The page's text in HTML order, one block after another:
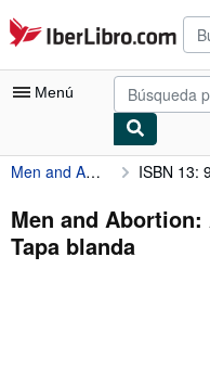
Pasar al contenido principal
IberLibro.com
Menú
Mi cuenta
Consultar mis pedidos
Búsqueda avanzada
Men and Abortion: A Path to Healing ISBN 13:
Men and
Tapa blanda